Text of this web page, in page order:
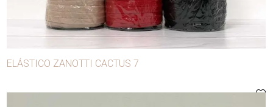
ELÁSTICO ZANOTTI CACTUS 7